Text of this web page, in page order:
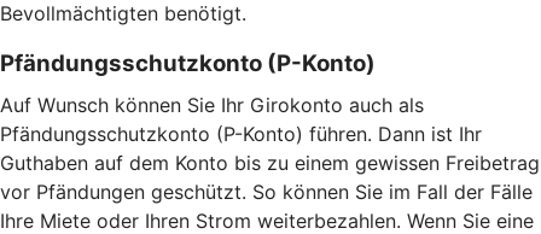
Bevollmächtigten benötigt.
Pfändungsschutzkonto (P-Konto)
Auf Wunsch können Sie Ihr Girokonto auch als
Pfändungsschutzkonto (P-Konto) führen. Dann ist Ihr
Guthaben auf dem Konto bis zu einem gewissen Freibetrag
vor Pfändungen geschützt. So können Sie im Fall der Fälle
Ihre Miete oder Ihren Strom weiterbezahlen. Wenn Sie eine